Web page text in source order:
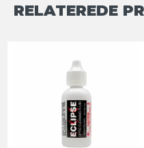
RELATEREDE